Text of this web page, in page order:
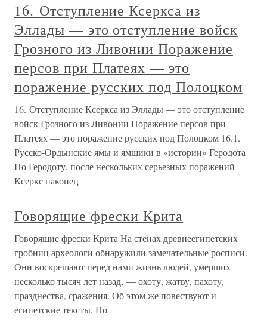
16. Отступление Ксеркса из
Эллады — это отступление войск
Грозного из Ливонии Поражение
персов при Платеях — это
поражение русских под Полоцком
16. Отступление Ксеркса из Эллады — это отступление
войск Грозного из Ливонии Поражение персов при
Платеях — это поражение русских под Полоцком 16.1.
Русско-Ордынские ямы и ямщики в «истории» Геродота
По Геродоту, после нескольких серьезных поражений
Ксеркс наконец
Говорящие фрески Крита
Говорящие фрески Крита На стенах древнеегипетских
гробниц археологи обнаружили замечательные росписи.
Они воскрешают перед нами жизнь людей, умерших
несколько тысяч лет назад, — охоту, жатву, пахоту,
празднества, сражения. Об этом же повествуют и
египетские тексты. Но